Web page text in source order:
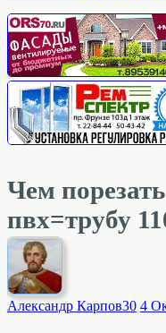
Чем
пвх=трубу
Александр Карпов30 4